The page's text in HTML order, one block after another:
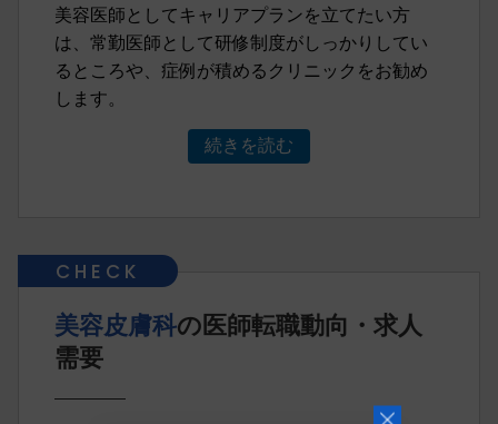
美容医師としてキャリアプランを立てたい方
は、常勤医師として研修制度がしっかりしてい
るところや、症例が積めるクリニックをお勧め
します。
続きを読む
美容皮膚科の医師転職動向・求人
需要